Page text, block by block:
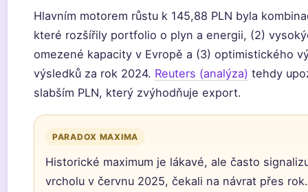
Hlavním motorem růstu k 145,88 PLN byla
které rozšířily portfolio o plyn a energii, (2)
omezené kapacity v Evropě a (3) optimistického
výsledků za rok 2024. Reuters (analýza) tehdy
slabším PLN, který zvýhodňuje export.
PARADOX MAXIMA
Historické maximum je lákavé, ale často
vrcholu v červnu 2025, čekali na návrat přes